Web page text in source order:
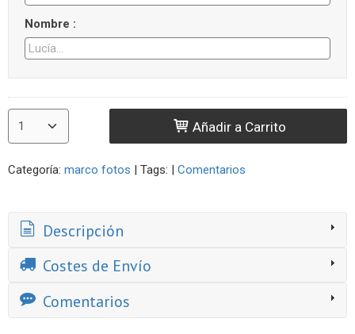
Nombre :
Añadir a Carrito
Categoría: marco fotos Tags: Comentarios
Descripción
Costes de Envío
Comentarios